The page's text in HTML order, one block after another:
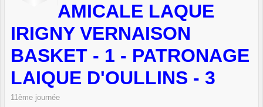
AMICALE LAQUE
IRIGNY VERNAISON
BASKET - 1 - PATRONAGE
LAIQUE D'OULLINS - 3
11ème journée